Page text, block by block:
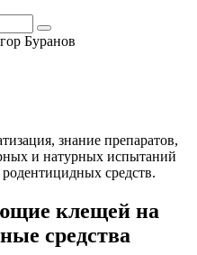
Буранов
знание препаратов,
и натурных испытаний
средств.
клещей на
средства